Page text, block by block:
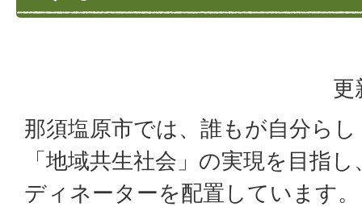
更
那須塩原市では、誰もが自分ら
「地域共生社会」の実現を目指
ディネーターを配置しています